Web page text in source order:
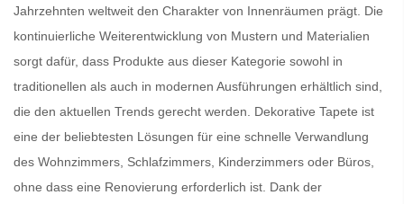
Jahrzehnten weltweit den Charakter von Innenräumen prägt. Die
kontinuierliche Weiterentwicklung von Mustern und Materialien
sorgt dafür, dass Produkte aus dieser Kategorie sowohl in
traditionellen als auch in modernen Ausführungen erhältlich sind,
die den aktuellen Trends gerecht werden. Dekorative Tapete ist
eine der beliebtesten Lösungen für eine schnelle Verwandlung
des Wohnzimmers, Schlafzimmers, Kinderzimmers oder Büros,
ohne dass eine Renovierung erforderlich ist. Dank der